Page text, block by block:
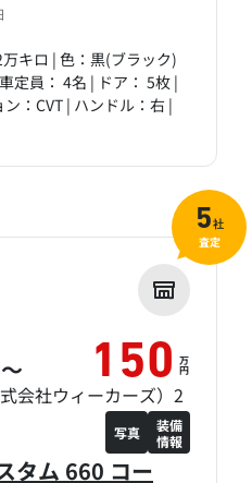
キロ | 色：黒(ブラック)
定員： 4名 | ドア： 5枚 |
：CVT | ハンドル：右 |
タム 660 コー
～ 150 万
円
会社ウィーカーズ）2
写真
装備
情報
5社
査定